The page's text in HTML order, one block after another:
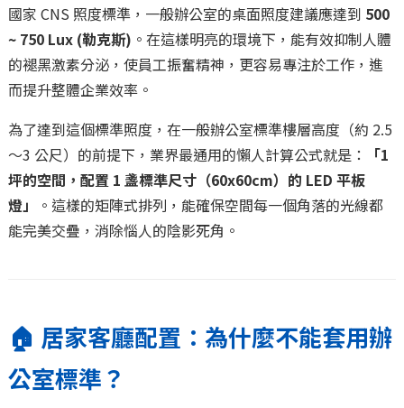
國家 CNS 照度標準，一般辦公室的桌面照度建議應達到 500
~ 750 Lux (勒克斯) 。在這樣明亮的環境下，能有效抑制人體
的褪黑激素分泌，使員工振奮精神，更容易專注於工作，進
而提升整體企業效率。
為了達到這個標準照度，在一般辦公室標準樓層高度（約 2.5
～3 公尺）的前提下，業界最通用的懶人計算公式就是：
「1
坪的空間，配置 1 盞標準尺寸（60x60cm）的 LED 平板
燈」
。這樣的矩陣式排列，能確保空間每一個角落的光線都
能完美交疊，消除惱人的陰影死角。
🏠 居家客廳配置：為什麼不能套用辦
公室標準？